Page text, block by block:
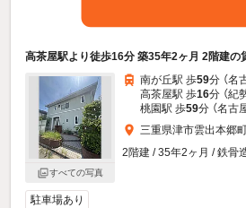
高茶屋駅より徒歩16分 築35年2ヶ月 2階建の
すべての写真
南が丘駅 歩59分 （名
高茶屋駅 歩16分 （紀
桃園駅 歩59分 （名古
三重県津市雲出本郷
2階建 / 35年2ヶ月 / 鉄骨
駐車場あり